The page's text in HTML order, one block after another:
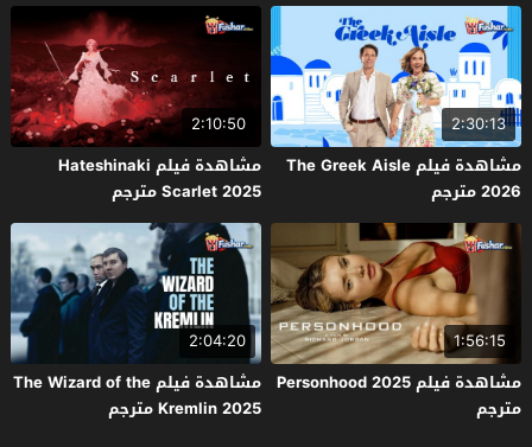
2:30:13
مشاهدة فيلم The Greek Aisle
2026 مترجم
2:10:50
مشاهدة فيلم Hateshinaki
Scarlet 2025 مترجم
1:56:15
مشاهدة فيلم Personhood 2025
مترجم
2:04:20
مشاهدة فيلم The Wizard of the
Kremlin 2025 مترجم